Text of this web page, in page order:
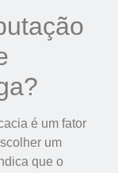
é um fator
um
que o